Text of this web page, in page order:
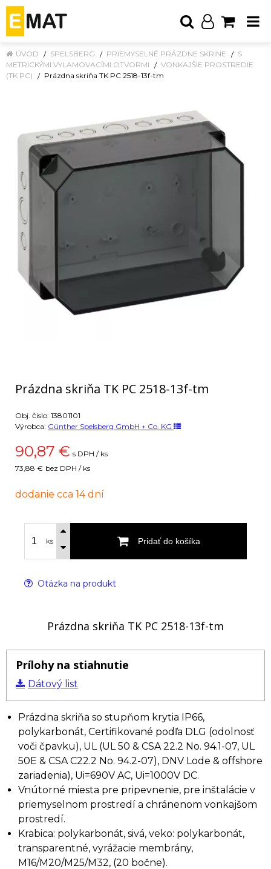
ÚVOD SPELSBERG PRIEMYSELNÉ PRÁZDNE SKRINE
S
METRICKÝMI VYLAMOVACÍMI OTVORMI
VONKAJŠIE PROSTREDIE
(TK PC)
Prázdna skriňa TK PC 2518-13f-tm
Prázdna skriňa TK PC 2518-13f-tm
Obj. čislo: 13801101
Výrobca: Günther Spelsberg GmbH + Co. KG
90,87 € s DPH / ks
73,88 € bez DPH / ks
dodanie cca 14 dní
ks Pridať do košíka
Otázka na produkt
Prázdna skriňa TK PC 2518-13f-tm
Prílohy na stiahnutie
Dátový list
Prázdna skriňa so stupňom krytia IP66,
polykarbonát, Certifikované podľa DLG (odolnosť
voči čpavku), UL (UL 50 & CSA 22.2 No. 94.1-07, UL
50E & CSA C22.2 No. 94.2-07), DNV Lode & offshore
zariadenia), Ui=690V AC, Ui=1000V DC.
Vnútorné miesta pre pripevnenie, pre inštalácie v
priemyselnom prostredí a chránenom vonkajšom
prostredí.
Krabica: polykarbonát, sivá, veko: polykarbonát,
transparentné, vyrážacie membrány,
M16/M20/M25/M32, (20 bočne).